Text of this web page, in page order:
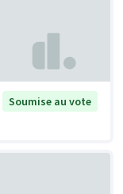
Soumise au vote